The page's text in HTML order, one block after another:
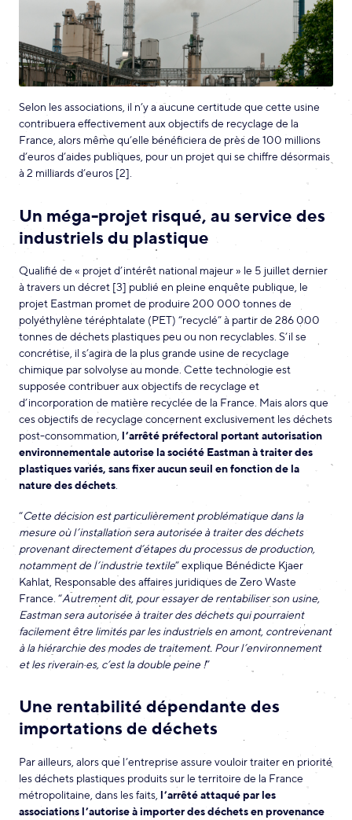
Selon les associations, il n’y a aucune certitude que cette usine
contribuera effectivement aux objectifs de recyclage de la
France, alors même qu’elle bénéficiera de près de 100 millions
d’euros d’aides publiques, pour un projet qui se chiffre désormais
à 2 milliards d’euros [2].
Un méga-projet risqué, au service des
industriels du plastique
Qualifié de « projet d’intérêt national majeur » le 5 juillet dernier
à travers un décret [3] publié en pleine enquête publique, le
projet Eastman promet de produire 200 000 tonnes de
polyéthylène téréphtalate (PET) “recyclé” à partir de 286 000
tonnes de déchets plastiques peu ou non recyclables. S’il se
concrétise, il s’agira de la plus grande usine de recyclage
chimique par solvolyse au monde. Cette technologie est
supposée contribuer aux objectifs de recyclage et
d’incorporation de matière recyclée de la France. Mais alors que
ces objectifs de recyclage concernent exclusivement les déchets
post-consommation, l’arrêté préfectoral portant autorisation
environnementale autorise la société Eastman à traiter des
plastiques variés, sans fixer aucun seuil en fonction de la
nature des déchets
“Cette décision est particulièrement problématique dans la
mesure où l’installation sera autorisée à traiter des déchets
provenant directement d’étapes du processus de production,
notamment de l’industrie textile” explique Bénédicte Kjaer
Kahlat, Responsable des affaires juridiques de Zero Waste
France. “Autrement dit, pour essayer de rentabiliser son usine,
Eastman sera autorisée à traiter des déchets qui pourraient
facilement être limités par les industriels en amont, contrevenant
à la hiérarchie des modes de traitement. Pour l’environnement
et les riverain·es, c’est la double peine !”
Une rentabilité dépendante des
importations de déchets
Par ailleurs, alors que l’entreprise assure vouloir traiter en priorité
les déchets plastiques produits sur le territoire de la France
métropolitaine, dans les faits, l’arrêté attaqué par les
associations l’autorise à importer des déchets en provenance